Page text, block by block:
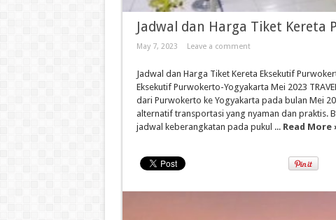
Jadwal dan Harga Tiket Kereta
May 7, 2023 Leave a comment
Jadwal dan Harga Tiket Kereta Eksekutif
Eksekutif Purwokerto-Yogyakarta Mei 2023
dari Purwokerto ke Yogyakarta pada bulan Mei
alternatif transportasi yang nyaman dan praktis.
jadwal keberangkatan pada pukul ... Read More